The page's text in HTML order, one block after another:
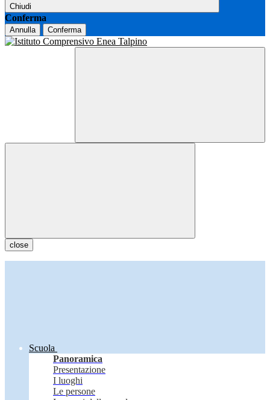
Chiudi
Conferma
Annulla Conferma
close
Scuola
Panoramica
Presentazione
I luoghi
Le persone